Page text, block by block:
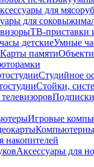
для
для
ТВ-приставки
детскиеУмные
Карты памяти
Студийное
Стойки,
Игровые
накопителей
Аксессуары для